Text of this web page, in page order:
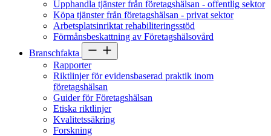
Upphandla tjänster från företagshälsan - offentlig sektor
Köpa tjänster från företagshälsan - privat sektor
Arbetsplatsinriktat rehabiliteringsstöd
Förmånsbeskattning av Företagshälsovård
Branschfakta
Rapporter
Riktlinjer för evidensbaserad praktik inom
företagshälsan
Guider för Företagshälsan
Etiska riktlinjer
Kvalitetssäkring
Forskning